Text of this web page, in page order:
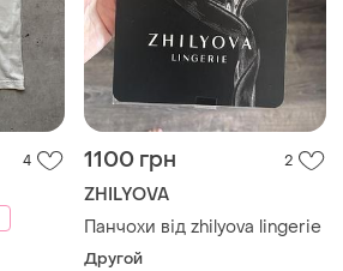
4 1100 грн 2
ZHILYOVA
Панчохи від zhilyova lingerie
Другой